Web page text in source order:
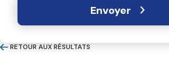
Envoyer
RETOUR AUX RÉSULTATS